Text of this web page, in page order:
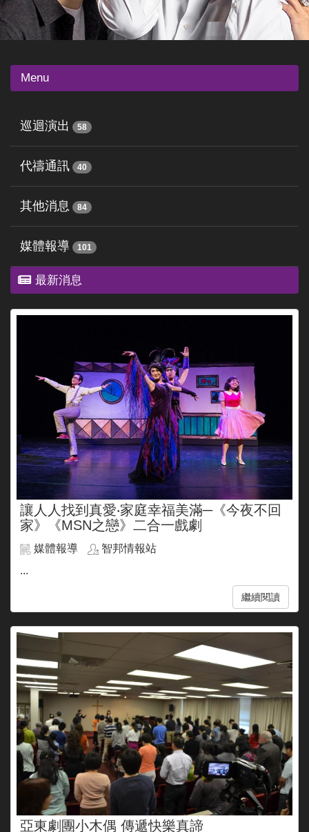
Menu
巡迴演出 58
代禱通訊 40
其他消息 84
媒體報導 101
最新消息
讓人人找到真愛‧家庭幸福美滿─《今夜不回
家》《MSN之戀》二合一戲劇
媒體報導
智邦情報站
...
繼續閱讀
亞東劇團小木偶 傳遞快樂真諦